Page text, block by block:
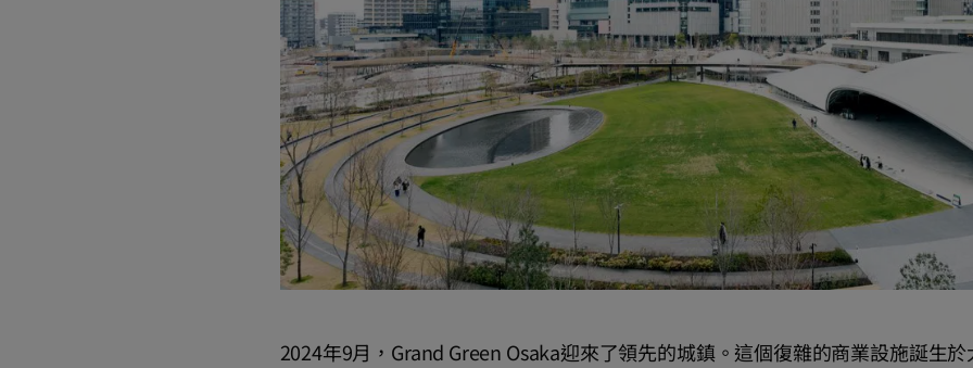
2024年9月，Grand Green Osaka迎來了領先的城鎮。這個復雜的商業設施誕生